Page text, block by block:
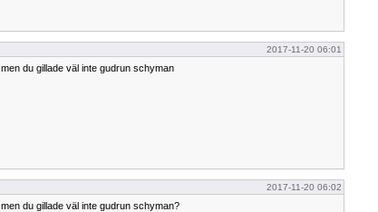
2017-11-20 06:01
men du gillade väl inte gudrun schyman
2017-11-20 06:02
men du gillade väl inte gudrun schyman?